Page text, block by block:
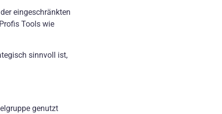
eingeschränkten
Tools wie
sinnvoll ist,
genutzt